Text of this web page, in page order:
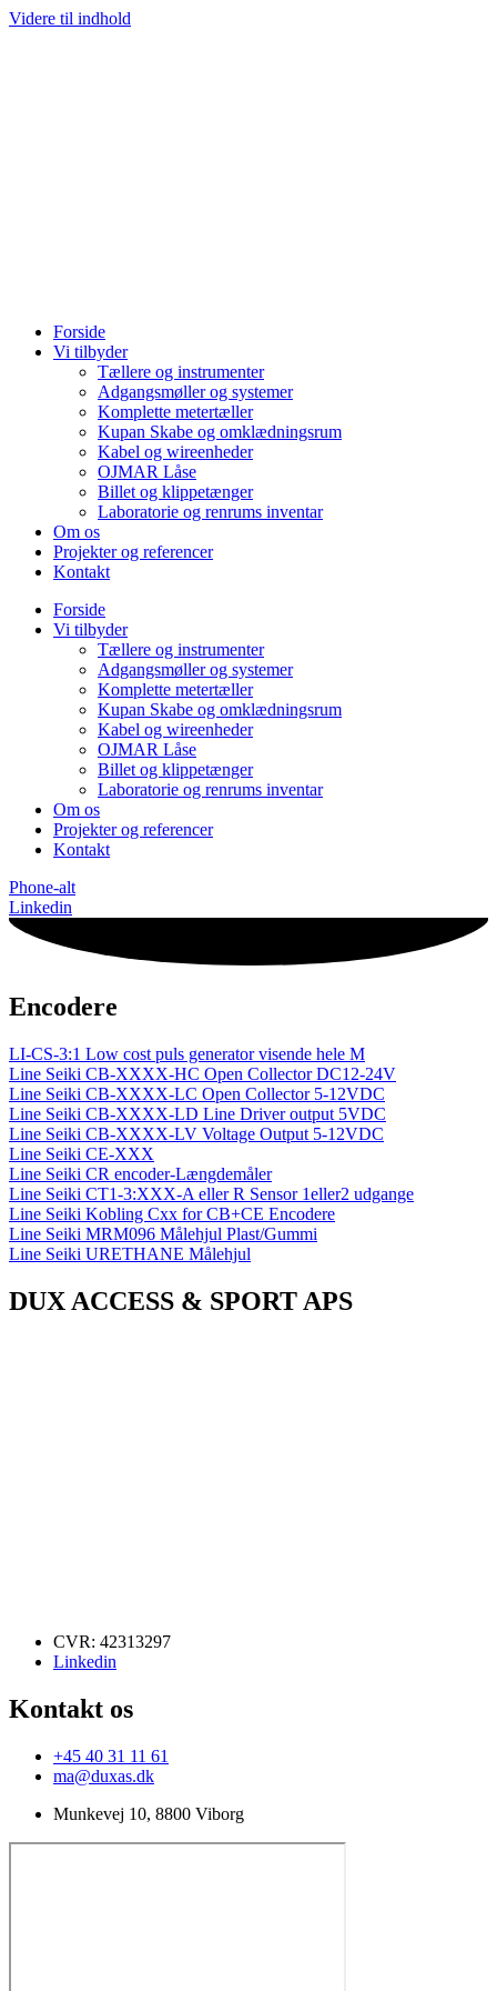
Videre til indhold
Forside
Vi tilbyder
Tællere og instrumenter
Adgangsmøller og systemer
Komplette metertæller
Kupan Skabe og omklædningsrum
Kabel og wireenheder
OJMAR Låse
Billet og klippetænger
Laboratorie og renrums inventar
Om os
Projekter og referencer
Kontakt
Forside
Vi tilbyder
Tællere og instrumenter
Adgangsmøller og systemer
Komplette metertæller
Kupan Skabe og omklædningsrum
Kabel og wireenheder
OJMAR Låse
Billet og klippetænger
Laboratorie og renrums inventar
Om os
Projekter og referencer
Kontakt
Phone-alt
Linkedin
Encodere
LI-CS-3:1 Low cost puls generator visende hele M
Line Seiki CB-XXXX-HC Open Collector DC12-24V
Line Seiki CB-XXXX-LC Open Collector 5-12VDC
Line Seiki CB-XXXX-LD Line Driver output 5VDC
Line Seiki CB-XXXX-LV Voltage Output 5-12VDC
Line Seiki CE-XXX
Line Seiki CR encoder-Længdemåler
Line Seiki CT1-3:XXX-A eller R Sensor 1eller2 udgange
Line Seiki Kobling Cxx for CB+CE Encodere
Line Seiki MRM096 Målehjul Plast/Gummi
Line Seiki URETHANE Målehjul
DUX ACCESS & SPORT APS
CVR: 42313297
Linkedin
Kontakt os
+45 40 31 11 61
ma@duxas.dk
Munkevej 10, 8800 Viborg